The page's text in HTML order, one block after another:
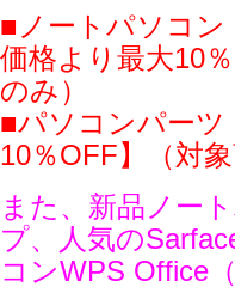
■ノートパソコン
価格より最大10
のみ）
■パソコンパーツ
10％OFF】（対象
また、新品ノー
プ、人気の
コンWPS Office